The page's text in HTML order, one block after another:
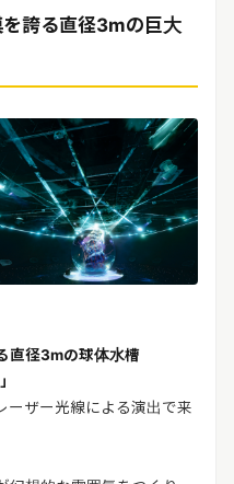
誇る直径3mの巨大
直径3mの球体水槽
ーザー光線による演出で来